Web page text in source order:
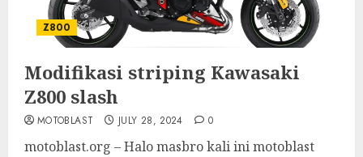
Z800
Modifikasi striping Kawasaki
Z800 slash
MOTOBLAST JULY 28, 2024 0
motoblast.org – Halo masbro kali ini motoblast